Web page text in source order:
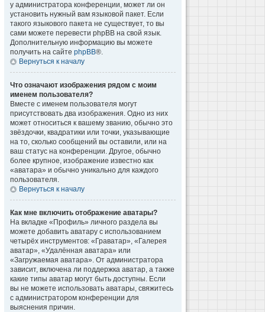
у администратора конференции, может ли он
установить нужный вам языковой пакет. Если
такого языкового пакета не существует, то вы
сами можете перевести phpBB на свой язык.
Дополнительную информацию вы можете
получить на сайте phpBB®.
Вернуться к началу
Что означают изображения рядом с моим
именем пользователя?
Вместе с именем пользователя могут
присутствовать два изображения. Одно из них
может относиться к вашему званию, обычно это
звёздочки, квадратики или точки, указывающие
на то, сколько сообщений вы оставили, или на
ваш статус на конференции. Другое, обычно
более крупное, изображение известно как
«аватара» и обычно уникально для каждого
пользователя.
Вернуться к началу
Как мне включить отображение аватары?
На вкладке «Профиль» личного раздела вы
можете добавить аватару с использованием
четырёх инструментов: «Граватар», «Галерея
аватар», «Удалённая аватара» или
«Загружаемая аватара». От администратора
зависит, включена ли поддержка аватар, а также
какие типы аватар могут быть доступны. Если
вы не можете использовать аватары, свяжитесь
с администратором конференции для
выяснения причин.